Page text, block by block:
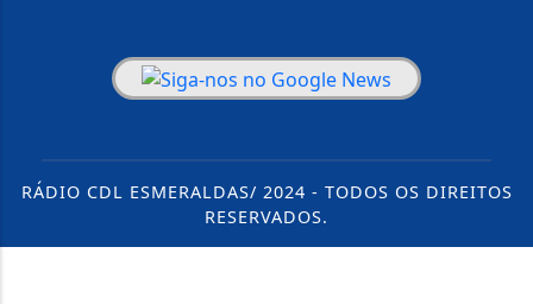
RÁDIO CDL ESMERALDAS/ 2024 - TODOS OS DIREITOS
RESERVADOS.